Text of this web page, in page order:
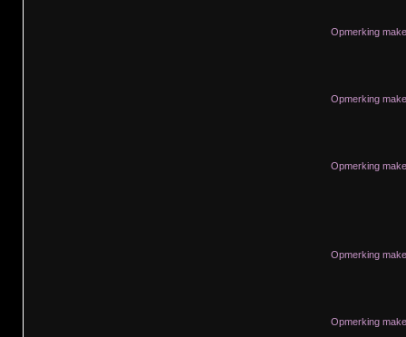
Opmerking
Opmerking
Opmerking
Opmerking
Opmerking